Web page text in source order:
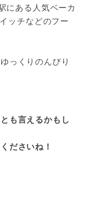
にある人気ベーカ
ッチなどのフー
っくりのんびり
も言えるかもし
ださいね！